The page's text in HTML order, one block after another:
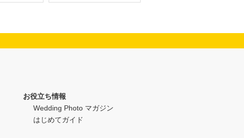
お役立ち情報
Wedding Photo マガジン
はじめてガイド